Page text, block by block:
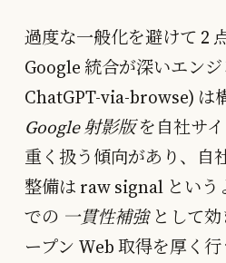
過度な一般化を避けて 2
Google 統合が深いエン
ChatGPT-via-browse) は
Google 射影版を自社サイ
重く扱う傾向があり、自
整備は raw signal という
での 一貫性補強として効
ープン Web 取得を厚く